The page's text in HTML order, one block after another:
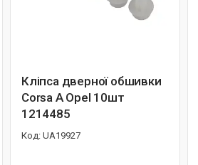
Кліпса дверної обшивки
Corsa A Opel 10шт
1214485
UA19927